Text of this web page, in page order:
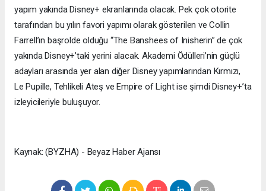
yapım yakında Disney+ ekranlarında olacak. Pek çok otorite
tarafından bu yılın favori yapımı olarak gösterilen ve Collin
Farrell’ın başrolde olduğu “The Banshees of Inisherin” de çok
yakında Disney+’taki yerini alacak. Akademi Ödülleri’nin güçlü
adayları arasında yer alan diğer Disney yapımlarından Kırmızı,
Le Pupille, Tehlikeli Ateş ve Empire of Light ise şimdi Disney+’ta
izleyicileriyle buluşuyor.
Kaynak: (BYZHA) - Beyaz Haber Ajansı